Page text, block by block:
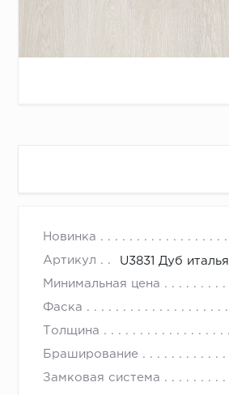
Новинка
Артикул U3831 Дуб
Минимальная цена
Фаска
Толщина
Браширование
Замковая система